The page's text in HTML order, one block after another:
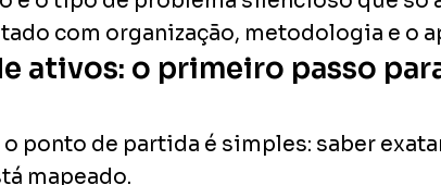
com organização, metodologia e o
ativos: o primeiro passo
ponto de partida é simples: saber
mapeado.